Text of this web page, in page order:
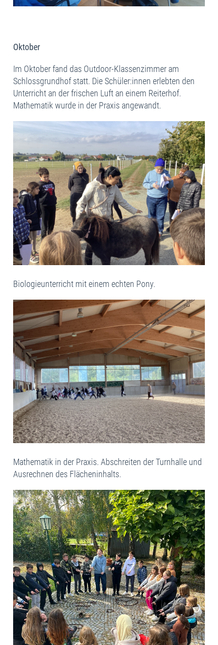
Oktober
Im Oktober fand das Outdoor-Klassenzimmer am
Schlossgrundhof statt. Die Schüler:innen erlebten den
Unterricht an der frischen Luft an einem Reiterhof.
Mathematik wurde in der Praxis angewandt.
Biologieunterricht mit einem echten Pony.
Mathematik in der Praxis. Abschreiten der Turnhalle und
Ausrechnen des Flächeninhalts.